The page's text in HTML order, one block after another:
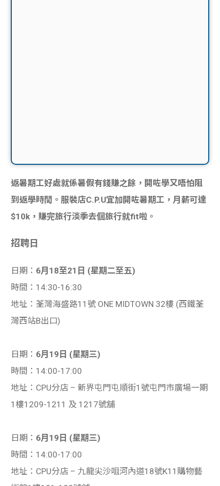
返暑期工好處就係暑假有錢賺之餘，開 咗學又唔怕阻
到返學時間。服裝店C.P.U宜加開 咗暑期工，月薪可達
$10k，賺完旅行淡季去個旅行就fit啦。
招聘日
日期： 6月18至21日 (星期二至五)
時間：14:30-16:30
地址：荃灣海盛路11號 ONE MIDTOWN 32樓 (西鐵荃
灣西站B出口)
日期： 6月19日 (星期三)
時間：14:00-17:00
地址：CPU分店 – 新界屯門屯順街1號屯門市廣場一期
1樓1209-1211 及 1217號舖
日期： 6月19日 (星期三)
時間：14:00-17:00
地址：CPU分店 – 九龍尖沙咀河內道18號K11購物藝